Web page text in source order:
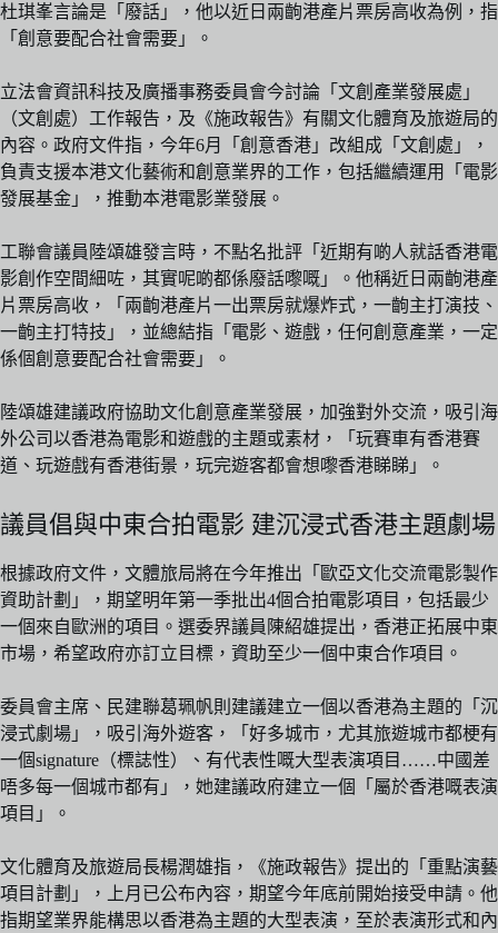
杜琪峯言論是「廢話」，他以近日兩齣港產片票房高收為例，指
「創意要配合社會需要」。
立法會資訊科技及廣播事務委員會今討論「文創產業發展處」
（文創處）工作報告，及《施政報告》有關文化體育及旅遊局的
內容。政府文件指，今年6月「創意香港」改組成「文創處」，
負責支援本港文化藝術和創意業界的工作，包括繼續運用「電影
發展基金」，推動本港電影業發展。
工聯會議員陸頌雄發言時，不點名批評「近期有啲人就話香港電
影創作空間細咗，其實呢啲都係廢話嚟嘅」。他稱近日兩齣港產
片票房高收，「兩齣港產片一出票房就爆炸式，一齣主打演技、
一齣主打特技」，並總結指「電影、遊戲，任何創意產業，一定
係個創意要配合社會需要」。
陸頌雄建議政府協助文化創意產業發展，加強對外交流，吸引海
外公司以香港為電影和遊戲的主題或素材，「玩賽車有香港賽
道、玩遊戲有香港街景，玩完遊客都會想嚟香港睇睇」。
議員倡與中東合拍電影 建沉浸式香港主題劇場
根據政府文件，文體旅局將在今年推出「歐亞文化交流電影製作
資助計劃」，期望明年第一季批出4個合拍電影項目，包括最少
一個來自歐洲的項目。選委界議員陳紹雄提出，香港正拓展中東
市場，希望政府亦訂立目標，資助至少一個中東合作項目。
委員會主席、民建聯葛珮帆則建議建立一個以香港為主題的「沉
浸式劇場」，吸引海外遊客，「好多城市，尤其旅遊城市都梗有
一個signature（標誌性）、有代表性嘅大型表演項目……中國差
唔多每一個城市都有」，她建議政府建立一個「屬於香港嘅表演
項目」。
文化體育及旅遊局長楊潤雄指，《施政報告》提出的「重點演藝
項目計劃」，上月已公布內容，期望今年底前開始接受申請。他
指期望業界能構思以香港為主題的大型表演，至於表演形式和內